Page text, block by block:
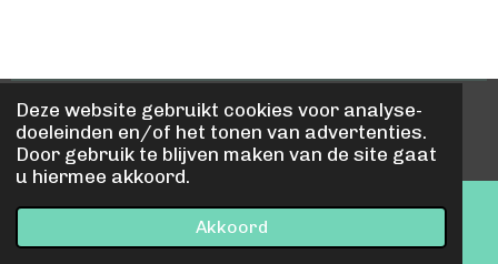
Deze website gebruikt cookies voor analyse-
doeleinden en/of het tonen van advertenties.
Door gebruik te blijven maken van de site gaat
u hiermee akkoord.
Akkoord
© 2021 - 2026 Mooi mode voor Vrouwen
Powered byJouwWeb
Kaart